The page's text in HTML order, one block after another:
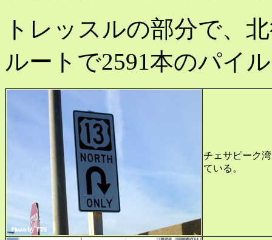
トレッスルの部分で、
ルートで2591本のパイ
チェサピーク
ている。